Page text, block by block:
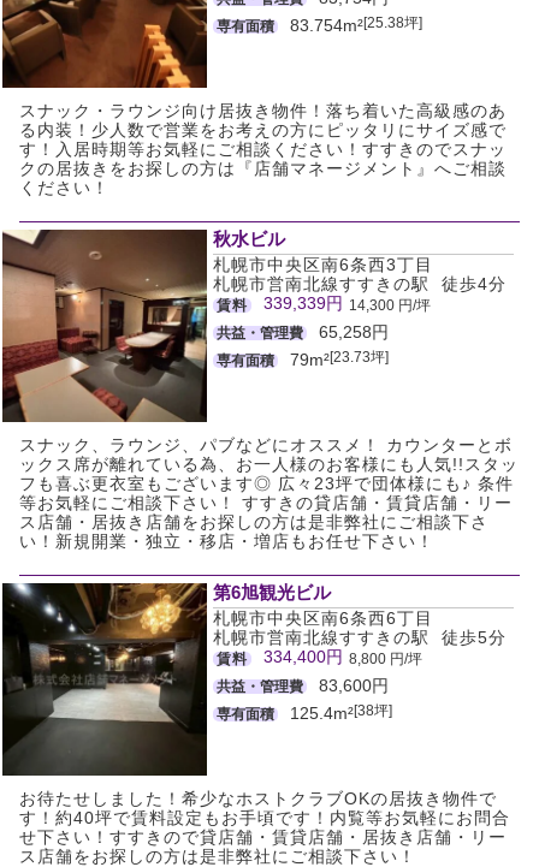
専有面積 83.754m²[25.38坪]
スナック・ラウンジ向け居抜き物件！落ち着いた高級感のあ
る内装！少人数で営業をお考えの方にピッタリにサイズ感で
す！入居時期等お気軽にご相談ください！すすきのでスナッ
クの居抜きをお探しの方は『店舗マネージメント』へご相談
ください！
秋水ビル
札幌市中央区南6条西3丁目
札幌市営南北線すすきの駅 徒歩4分
賃料 339,339円 14,300 円/坪
共益・管理費
65,258円
専有面積 79m²[23.73坪]
スナック、ラウンジ、パブなどにオススメ！ カウンターとボ
ックス席が離れている為、お一人様のお客様にも人気!!スタッ
フも喜ぶ更衣室もございます◎ 広々23坪で団体様にも♪ 条件
等お気軽にご相談下さい！ すすきの貸店舗・賃貸店舗・リー
ス店舗・居抜き店舗をお探しの方は是非弊社にご相談下さ
い！新規開業・独立・移店・増店もお任せ下さい！
第6旭観光ビル
札幌市中央区南6条西6丁目
札幌市営南北線すすきの駅 徒歩5分
賃料 334,400円 8,800 円/坪
共益・管理費
83,600円
専有面積 125.4m²[38坪]
お待たせしました！希少なホストクラブOKの居抜き物件で
す！約40坪で賃料設定もお手頃です！内覧等お気軽にお問合
せ下さい！すすきので貸店舗・賃貸店舗・居抜き店舗・リー
ス店舗をお探しの方は是非弊社にご相談下さい！